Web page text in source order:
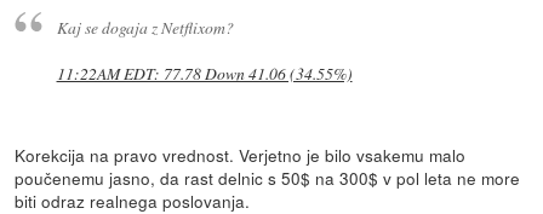
Kaj se dogaja z Netflixom?
11:22AM EDT: 77.78 Down 41.06 (34.55%)
Korekcija na pravo vrednost. Verjetno je bilo vsakemu malo
poučenemu jasno, da rast delnic s 50$ na 300$ v pol leta ne more
biti odraz realnega poslovanja.